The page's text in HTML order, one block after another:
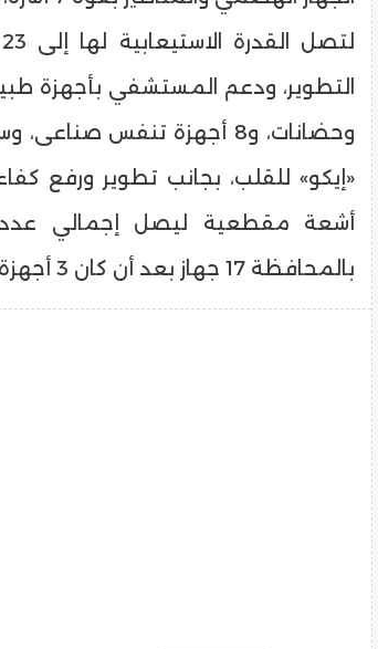
وحضانات، و8 أجهزة تنفس
«إيكو» للقلب، بجانب تطوير ورفع
أشعة مقطعية ليصل إجمالي عدد
بالمحافظة 17 جهاز بعد أن كان 3 أجهزة فقط منذ ستة أعوام.